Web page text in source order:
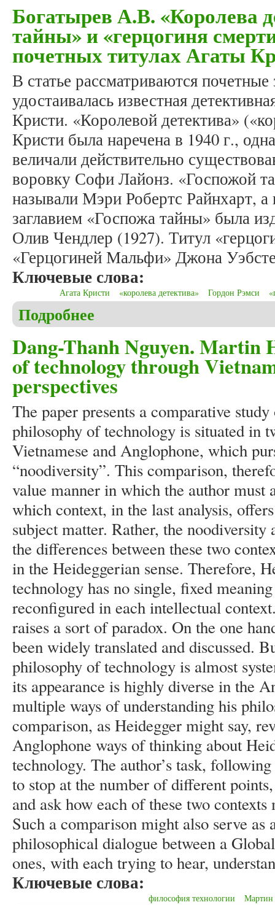
Богатырев А.В. «Королева
тайны» и «герцогиня
почетных титулах Агаты
В статье рассматриваются
удостаивалась известная
Кристи. «Королевой детектива»
Кристи была наречена в 1940 г.,
величали действительно
воровку Софи Лайонз. «Госпожой
называли Мэри Робертс Райнхарт, а
заглавием «Госпожа тайны» была
Олив Чендлер (1927). Титул
«Герцогиней Мальфи» Джона
Ключевые слова:
Агата Кристи «королева детектива» Гордон Рэмси
Подробнее
Dang-Thanh Nguyen. Martin
of technology through
perspectives
The paper presents a comparative
philosophy of technology is situated in
Vietnamese and Anglophone, which
“noodiversity”. This comparison,
value manner in which the author must
which context, in the last analysis,
subject matter. Rather, the
the differences between these two
in the Heideggerian sense. Therefore,
technology has no single, fixed
reconfigured in each intellectual
raises a sort of paradox. On the one
been widely translated and discussed.
philosophy of technology is almost
its appearance is highly diverse in the
multiple ways of understanding his
comparison, as Heidegger might say,
Anglophone ways of thinking about
technology. The author’s task,
to stop at the number of different
and ask how each of these two
Such a comparison might also serve as
philosophical dialogue between a
ones, with each trying to hear,
Ключевые слова:
философия технологии Мартин